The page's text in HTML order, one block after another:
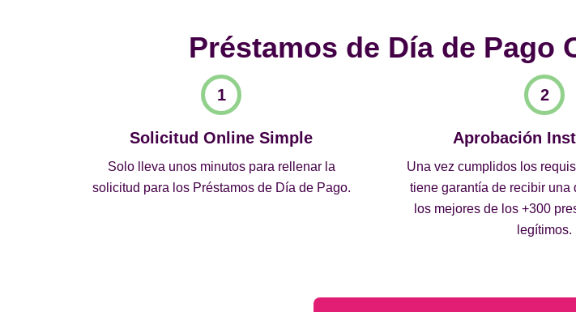
Préstamos de Día de Pago
Solicitud Online Simple
Solo lleva unos minutos para rellenar la
solicitud para los Préstamos de Día de Pago.
Aprobación
Una vez cumplidos los
tiene garantía de recibir una
los mejores de los +300
legítimos.